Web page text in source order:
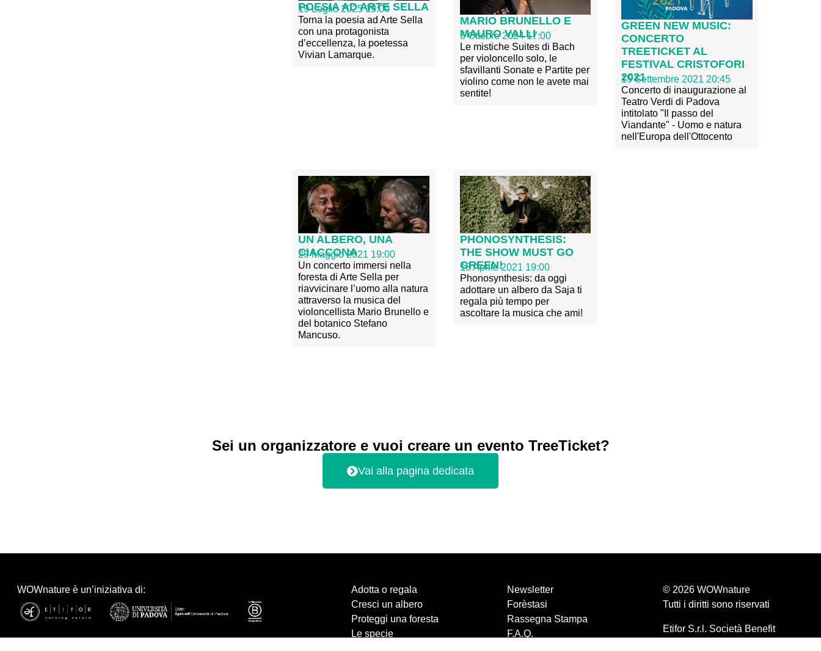
POESIA AD ARTE SELLA
19 Luglio 2025 19:00
Torna la poesia ad Arte Sella
con una protagonista
d’eccellenza, la poetessa
Vivian Lamarque.
MARIO BRUNELLO E
MAURO VALLI
5 Ottobre 2024 17:00
Le mistiche Suites di Bach
per violoncello solo, le
sfavillanti Sonate e Partite per
violino come non le avete mai
sentite!
GREEN NEW MUSIC:
CONCERTO
TREETICKET AL
FESTIVAL CRISTOFORI
2021
15 Settembre 2021 20:45
Concerto di inaugurazione al
Teatro Verdi di Padova
intitolato "Il passo del
Viandante" - Uomo e natura
nell'Europa dell'Ottocento
UN ALBERO, UNA
CIACCONA
29 Maggio 2021 19:00
Un concerto immersi nella
foresta di Arte Sella per
riavvicinare l’uomo alla natura
attraverso la musica del
violoncellista Mario Brunello e
del botanico Stefano
Mancuso.
PHONOSYNTHESIS:
THE SHOW MUST GO
GREEN!
18 Aprile 2021 19:00
Phonosynthesis: da oggi
adottare un albero da Saja ti
regala più tempo per
ascoltare la musica che ami!
Sei un organizzatore e vuoi creare un evento TreeTicket?
Vai alla pagina dedicata
WOWnature è un’iniziativa di:
Adotta o regala
Cresci un albero
Proteggi una foresta
Le specie
Newsletter
Forèstasi
Rassegna Stampa
F.A.Q.
© 2026 WOWnature
Tutti i diritti sono riservati
Etifor S.r.l. Società Benefit